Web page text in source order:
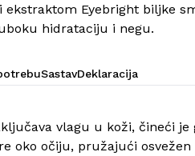
Eyebright biljke
hidrataciju i negu.
SastavDeklaracija
vlagu u koži, čineći je
oko očiju, pružajući